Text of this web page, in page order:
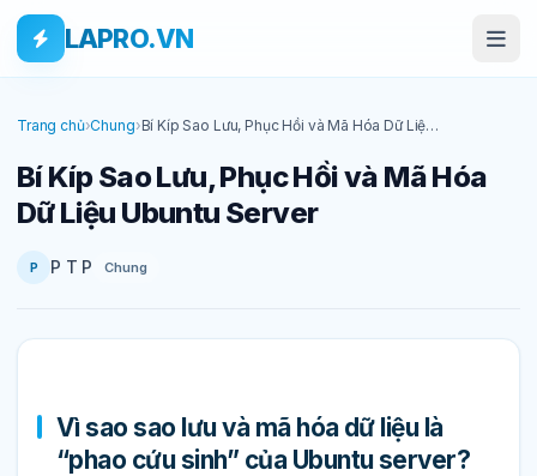
Skip to main content
Bỏ qua tới nội dung
LAPRO.VN
Trang chủ›Chung›Bí Kíp Sao Lưu, Phục Hồi và Mã Hóa Dữ Liệu
Bí Kíp Sao Lưu, Phục Hồi và Mã Hóa
Dữ Liệu Ubuntu Server
P P T P Chung
Vì sao sao lưu và mã hóa dữ liệu là
“phao cứu sinh” của Ubuntu server?